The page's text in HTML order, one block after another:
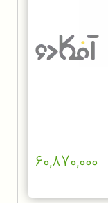
60,870,000